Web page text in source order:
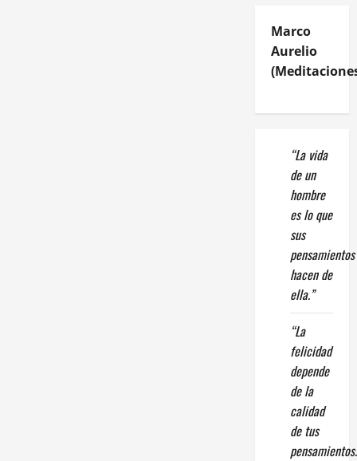
Marco
Aurelio
“La vida
de un
hombre
es lo que
sus
pensamientos
hacen de
ella.”
“La
felicidad
depende
de la
calidad
de tus